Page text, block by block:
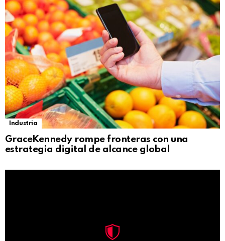
Industria
GraceKennedy rompe fronteras con una
estrategia digital de alcance global